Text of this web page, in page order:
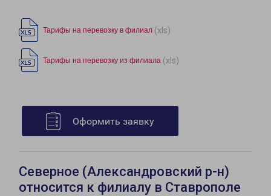
Тарифы на перевозку в филиал (xls)
Тарифы на перевозку из филиала (xls)
Оформить заявку
Северное (Александровский р-н)
относится к филиалу в Ставрополе